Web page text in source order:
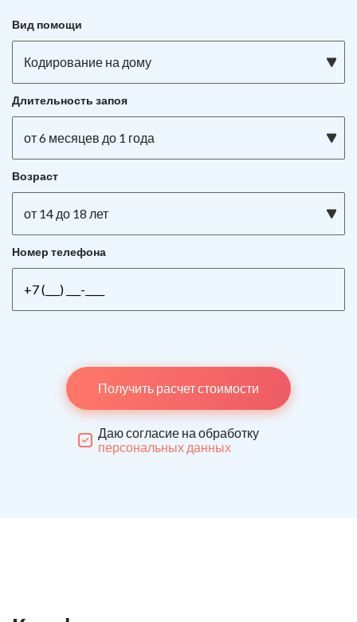
Вид помощи
Кодирование на дому
Длительность запоя
от 6 месяцев до 1 года
Возраст
от 14 до 18 лет
Номер телефона
Получить расчет стоимости
Даю согласие на обработку
персональных данных